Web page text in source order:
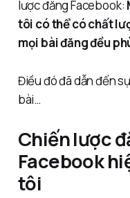
lược đăng Facebook:
tôi có thể có chất
mọi bài đăng đều
Điều đó đã dẫn đến
bài…
Chiến lược
Facebook
tôi